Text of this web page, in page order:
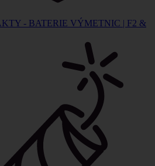
- BATERIE VÝMETNIC | F2 &